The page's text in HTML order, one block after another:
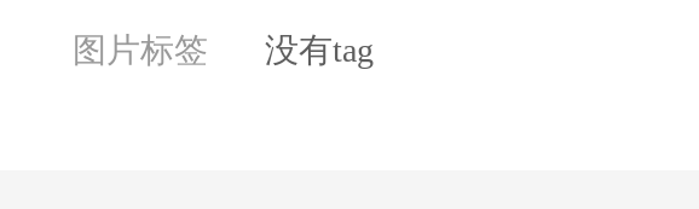
图片标签 没有tag